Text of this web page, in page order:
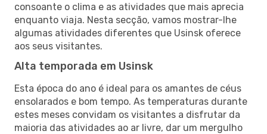
consoante o clima e as atividades que mais aprecia
enquanto viaja. Nesta secção, vamos mostrar-lhe
algumas atividades diferentes que Usinsk oferece
aos seus visitantes.
Alta temporada em Usinsk
Esta época do ano é ideal para os amantes de céus
ensolarados e bom tempo. As temperaturas durante
estes meses convidam os visitantes a disfrutar da
maioria das atividades ao ar livre, dar um mergulho